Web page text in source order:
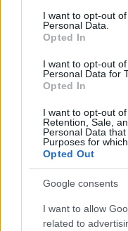
I want to opt-out
Personal Data.
Opted In
I want to opt-out
Personal Data for
Opted In
I want to opt-out
Retention, Sale,
Personal Data
Purposes for
Opted Out
Google consents
I want to allow
related to
necessari a
elettriche, allo
quel processo
popolazioni del
geopolitica
settore sul quale si
di una genuina
comune” – la Cina
#CLIMA #GIORGIO
Pagina
Precedente